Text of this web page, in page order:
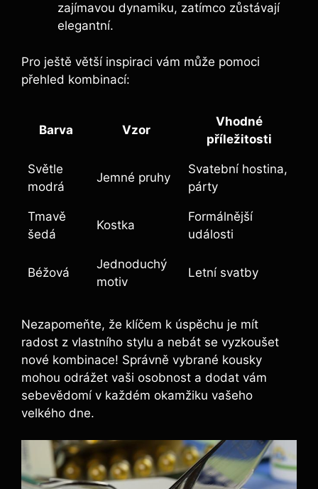
zajímavou dynamiku, zatímco zůstávají
elegantní.
Pro ještě větší inspiraci vám může pomoci
přehled kombinací:
Barva Vzor
Vhodné
příležitosti
Světle
modrá
Jemné pruhy
Svatební hostina,
párty
Tmavě
šedá
Kostka
Formálnější
události
Béžová
Jednoduchý
motiv
Letní svatby
Nezapomeňte, že klíčem k úspěchu je mít
radost z vlastního stylu a nebát se vyzkoušet
nové kombinace! Správně vybrané kousky
mohou odrážet vaši osobnost a dodat vám
sebevědomí v každém okamžiku vašeho
velkého dne.